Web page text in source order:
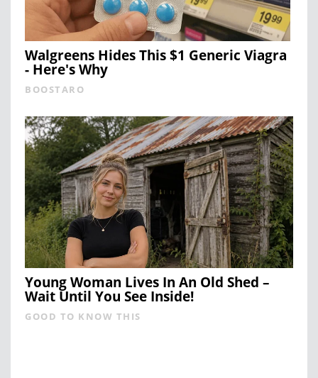
Walgreens Hides This $1 Generic Viagra
- Here's Why
BOOSTARO
Young Woman Lives In An Old Shed –
Wait Until You See Inside!
GOOD TO KNOW THIS